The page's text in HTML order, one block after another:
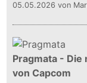
05.05.2026 von
Pragmata -
von Capcom